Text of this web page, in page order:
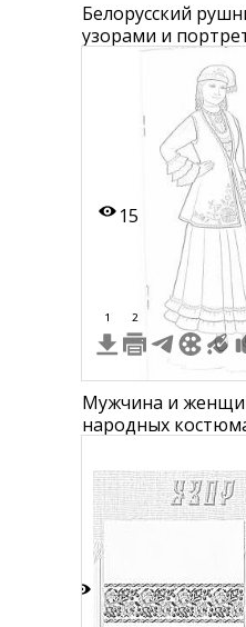
Белорусский
узорами и
шлеме с
каймой и
15
1 2
Мужчина и
народных
сапогах.
рубашке, шапке и